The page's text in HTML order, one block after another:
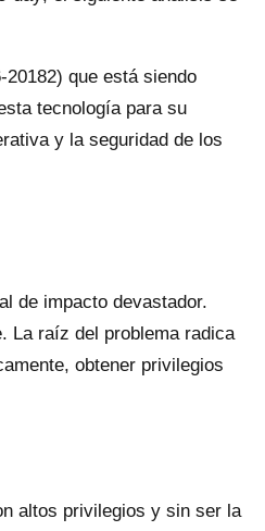
que está siendo
tecnología para su
y la seguridad de los
de impacto devastador.
La raíz del problema radica
obtener privilegios
altos privilegios y sin ser la